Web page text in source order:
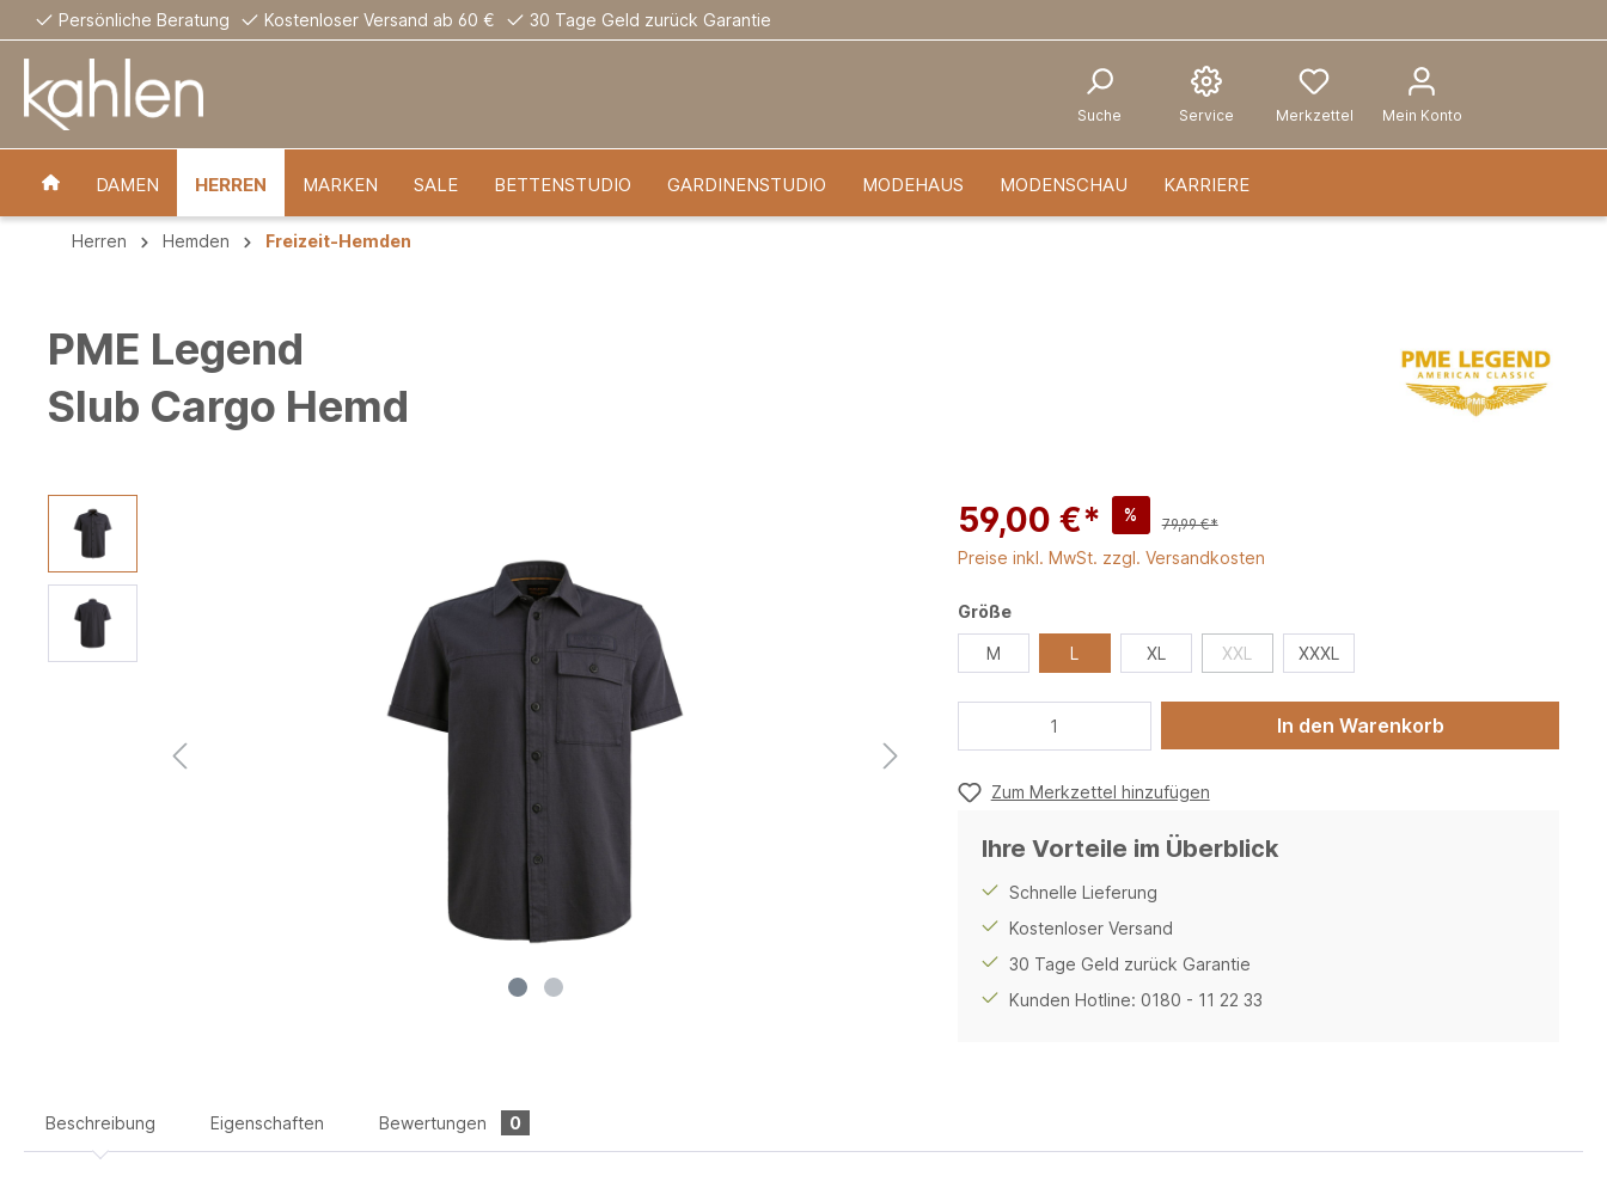
Persönliche Beratung Kostenloser Versand ab 60 € 30 Tage Geld zurück Garantie
Suche Service Merkzettel Mein Konto
DAMEN HERREN MARKEN SALE BETTENSTUDIO GARDINENSTUDIO MODEHAUS MODENSCHAU KARRIERE
Herren Hemden Freizeit-Hemden
PME Legend
Slub Cargo Hemd
59,00 €* % 79,99 €*
Preise inkl. MwSt. zzgl. Versandkosten
Größe
M L XL XXL XXXL
In den Warenkorb
Zum Merkzettel hinzufügen
Ihre Vorteile im Überblick
Schnelle Lieferung
Kostenloser Versand
30 Tage Geld zurück Garantie
Kunden Hotline: 0180 - 11 22 33
Beschreibung Eigenschaften Bewertungen 0